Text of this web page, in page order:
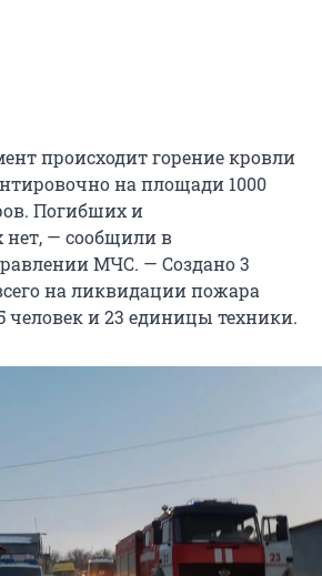
происходит горение кровли
на площади 1000
Погибших и
— сообщили в
МЧС. — Создано 3
на ликвидации пожара
человек и 23 единицы техники.